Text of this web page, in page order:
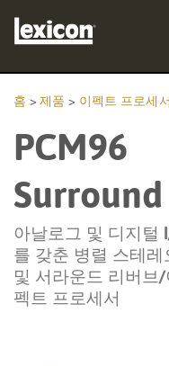
구매처
교육
지원
홈 >제품 > 이펙트 프로세서
PCM96
Surround
아날로그 및 디지털
를 갖춘 병렬 스테레
및 서라운드 리버브/
펙트 프로세서